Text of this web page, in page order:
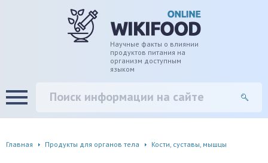
Научные факты о влиянии
продуктов питания на
организм доступным
языком
Главная Продукты для органов тела Кости, суставы, мышцы
сужение сосудов
от депрессии и